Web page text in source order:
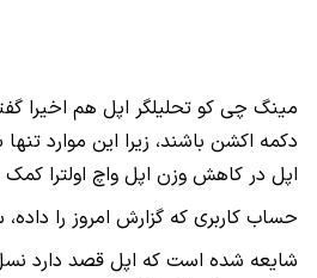
مینگ چی کو تحلیلگر اپل هم اخیرا
اپل در کاهش وزن اپل واچ اولترا کمک
حساب کاربری که گزارش امروز را داده، سابقه خوبی